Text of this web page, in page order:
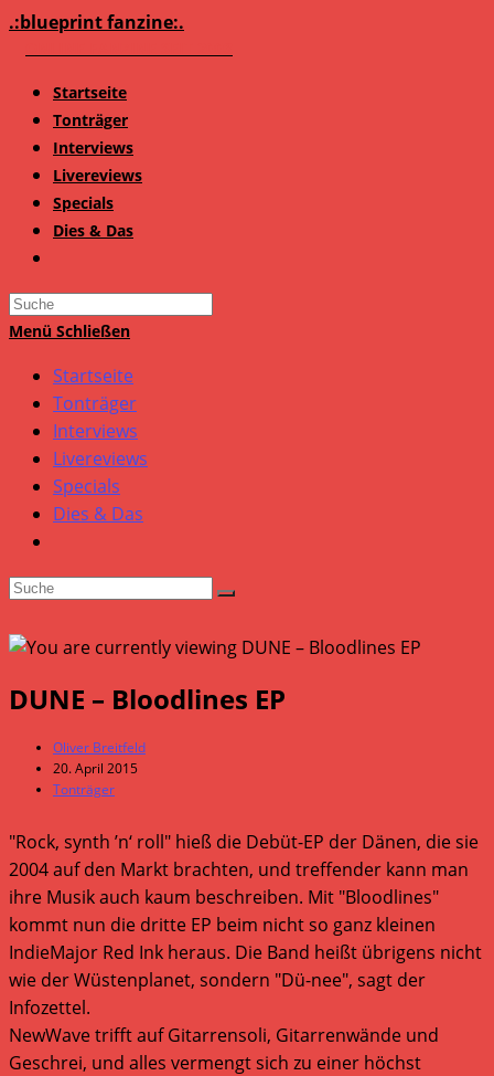
Zum
.:blueprint fanzine:.
Startseite
Tonträger
Interviews
Livereviews
Specials
Dies & Das
Search
this
Menü Schließen
Startseite
Tonträger
Interviews
Livereviews
Specials
Dies & Das
DUNE – Bloodlines EP
Beitrags-
Autor:
Oliver Breitfeld
Beitrag
veröffentlicht:
20. April 2015
Beitrags-
Tonträger
"Rock, synth ’n‘ roll" hieß die Debüt-EP der Dänen, die sie
2004 auf den Markt brachten, und treffender kann man
ihre Musik auch kaum beschreiben. Mit "Bloodlines"
kommt nun die dritte EP beim nicht so ganz kleinen
IndieMajor Red Ink heraus. Die Band heißt übrigens nicht
wie der Wüstenplanet, sondern "Dü-nee", sagt der
Infozettel.
NewWave trifft auf Gitarrensoli, Gitarrenwände und
Geschrei, und alles vermengt sich zu einer höchst